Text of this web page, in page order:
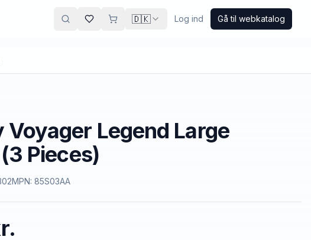
🇩🇰 Log ind Gå til webkatalog
Voyager Legend Large
Pieces)
MPN: 85S03AA